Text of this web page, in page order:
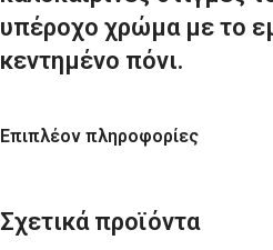
υπέροχο χρώμα με το
κεντημένο πόνι.
Επιπλέον πληροφορίες
Σχετικά προϊόντα